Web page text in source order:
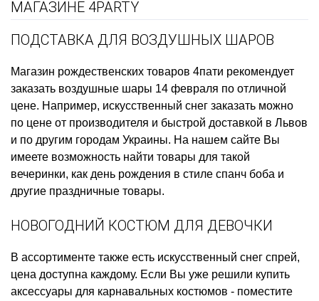
МАГАЗИНЕ 4PARTY
ПОДСТАВКА ДЛЯ ВОЗДУШНЫХ ШАРОВ
Магазин рождественских товаров 4пати рекомендует
заказать воздушные шары 14 февраля по отличной
цене. Например, искусственный снег заказать можно
по цене от производителя и быстрой доставкой в Львов
и по другим городам Украины. На нашем сайте Вы
имеете возможность найти товары для такой
вечеринки, как день рождения в стиле спанч боба и
другие праздничные товары.
НОВОГОДНИЙ КОСТЮМ ДЛЯ ДЕВОЧКИ
В ассортименте также есть искусственный снег спрей,
цена доступна каждому. Если Вы уже решили купить
аксессуары для карнавальных костюмов - поместите